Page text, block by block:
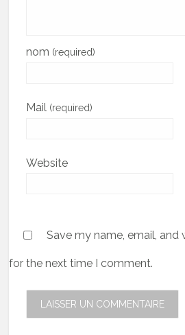
nom (required)
Mail (required)
Website
Save my name, email, and
for the next time I comment.